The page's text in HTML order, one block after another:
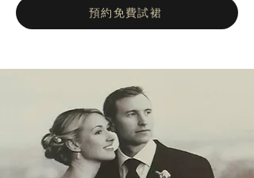
郎讚歎不已。
預約免費試裙